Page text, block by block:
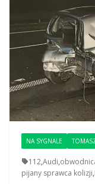
NA SYGNALE
112,Audi,
pijany sprawca kolizji,